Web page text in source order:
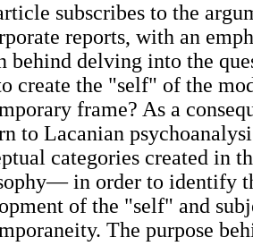
subscribes to the
reports, with an
behind delving into the
create the "self" of the
frame? As a
to Lacanian
categories created in
in order to identify
of the "self" and
The purpose